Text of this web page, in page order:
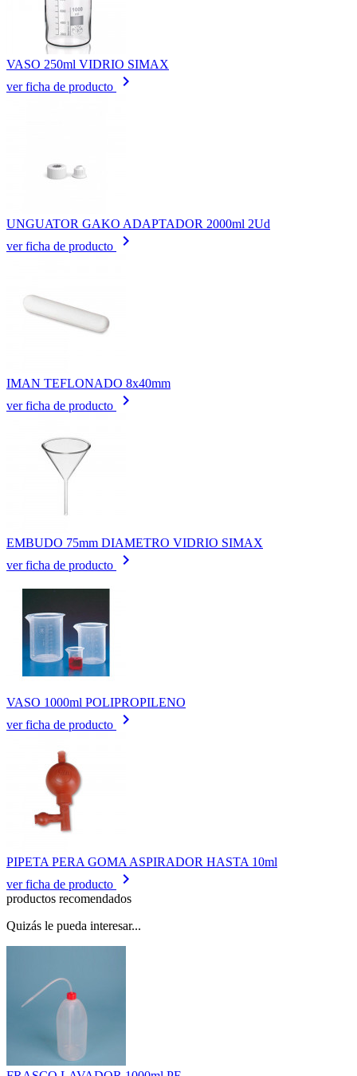
VASO 250ml VIDRIO SIMAX
ver ficha de producto
keyboard_arrow_right
UNGUATOR GAKO ADAPTADOR 2000ml 2Ud
ver ficha de producto
keyboard_arrow_right
IMAN TEFLONADO 8x40mm
ver ficha de producto
keyboard_arrow_right
EMBUDO 75mm DIAMETRO VIDRIO SIMAX
ver ficha de producto
keyboard_arrow_right
VASO 1000ml POLIPROPILENO
ver ficha de producto
keyboard_arrow_right
PIPETA PERA GOMA ASPIRADOR HASTA 10ml
ver ficha de producto
keyboard_arrow_right
productos recomendados
Quizás le pueda interesar...